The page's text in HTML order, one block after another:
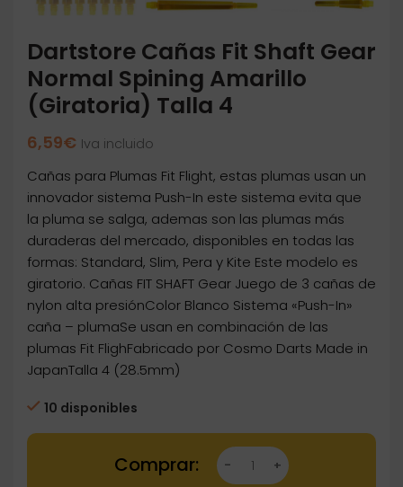
Dartstore Cañas Fit Shaft Gear
Normal Spining Amarillo
(Giratoria) Talla 4
6,59€ Iva incluido
Cañas para Plumas Fit Flight, estas plumas usan un
innovador sistema Push-In este sistema evita que
la pluma se salga, ademas son las plumas más
duraderas del mercado, disponibles en todas las
formas: Standard, Slim, Pera y Kite Este modelo es
giratorio. Cañas FIT SHAFT Gear Juego de 3 cañas de
nylon alta presiónColor Blanco Sistema «Push-In»
caña – plumaSe usan en combinación de las
plumas Fit FlighFabricado por Cosmo Darts Made in
JapanTalla 4 (28.5mm)
10 disponibles
Dartstore Cañas Fit Shaft Gear Normal